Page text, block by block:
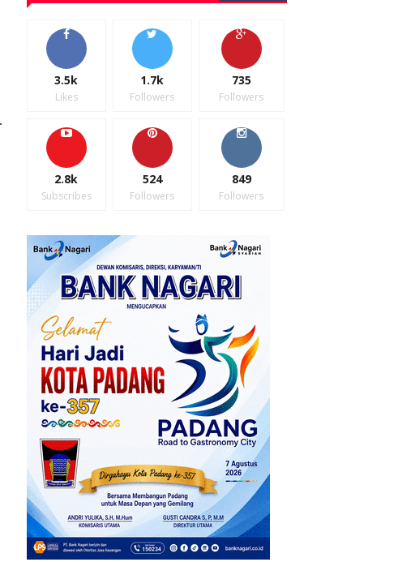
3.5k
Likes
1.7k
Followers
735
Followers
2.8k
Subscribes
524
Followers
849
Followers